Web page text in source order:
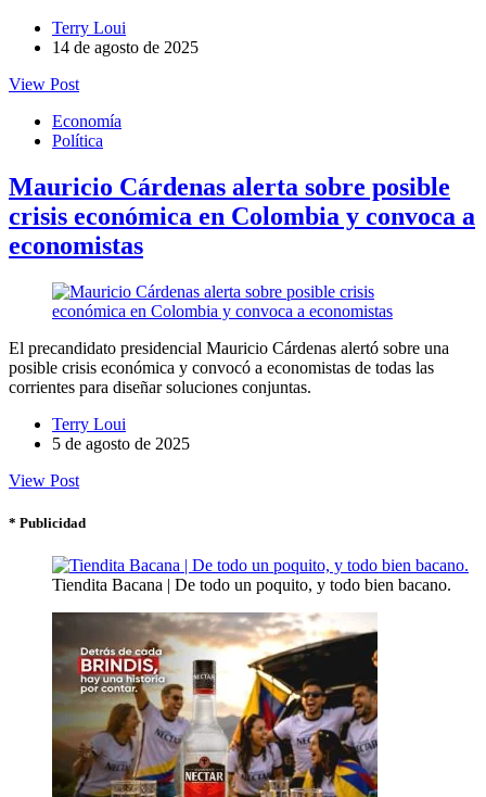
Terry Loui
14 de agosto de 2025
View Post
Economía
Política
Mauricio Cárdenas alerta sobre posible
crisis económica en Colombia y convoca a
economistas
El precandidato presidencial Mauricio Cárdenas alertó sobre una
posible crisis económica y convocó a economistas de todas las
corrientes para diseñar soluciones conjuntas.
Terry Loui
5 de agosto de 2025
View Post
* Publicidad
Tiendita Bacana | De todo un poquito, y todo bien bacano.